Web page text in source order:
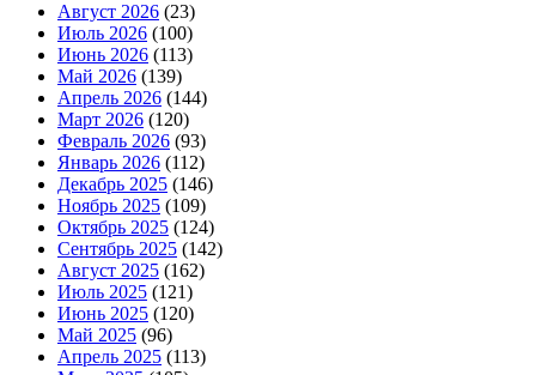
Август 2026 (23)
Июль 2026 (100)
Июнь 2026 (113)
Май 2026 (139)
Апрель 2026 (144)
Март 2026 (120)
Февраль 2026 (93)
Январь 2026 (112)
Декабрь 2025 (146)
Ноябрь 2025 (109)
Октябрь 2025 (124)
Сентябрь 2025 (142)
Август 2025 (162)
Июль 2025 (121)
Июнь 2025 (120)
Май 2025 (96)
Апрель 2025 (113)